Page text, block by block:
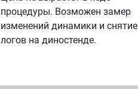
процедуры. Возможен замер
изменений динамики и снятие
логов на диностенде.